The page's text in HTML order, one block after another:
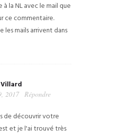
la NL avec le mail que
ce commentaire.
les mails arrivent dans
2017 Répondre
de découvrir votre
et je l'ai trouvé très